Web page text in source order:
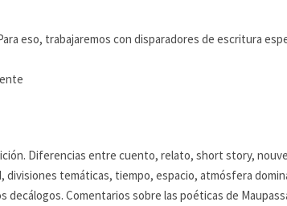
eso, trabajaremos con disparadores de escritura
Diferencias entre cuento, relato, short story,
temáticas, tiempo, espacio, atmósfera
decálogos. Comentarios sobre las poéticas de